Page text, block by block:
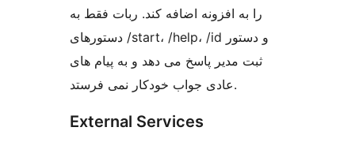
را به افزونه اضافه کند. ربات فقط به
دستورهای /start، /help، /id و دستور
ثبت مدیر پاسخ می دهد و به پیام های
عادی جواب خودکار نمی فرستد.
External Services